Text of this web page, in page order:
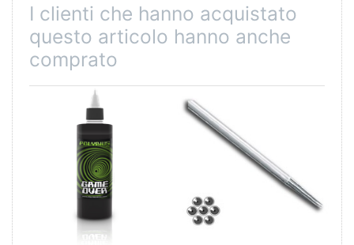
I clienti che hanno acquistato
questo articolo hanno anche
comprato